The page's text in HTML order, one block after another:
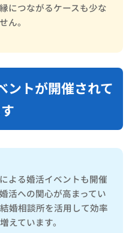
につながるケースも少な
ん。
ントが開催されて
よる婚活イベントも開催
活への関心が高まってい
婚相談所を活用して効率
えています。